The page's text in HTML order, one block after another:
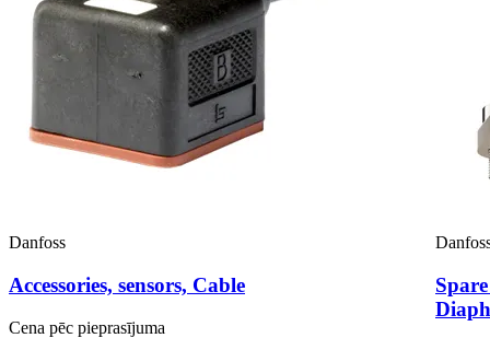
Danfoss
Accessories, sensors, Cable
Cena pēc pieprasījuma